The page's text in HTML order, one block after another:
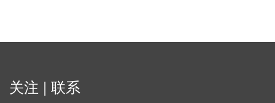
关注 | 联系